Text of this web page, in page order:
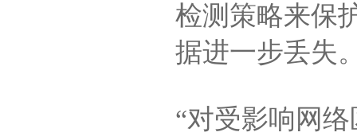
检测策略来保
据进一步丢失
“对受影响网